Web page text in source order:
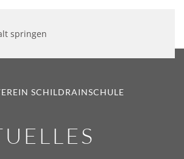
springen
SCHILDRAINSCHULE